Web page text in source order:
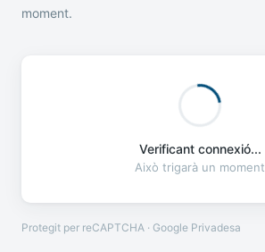
moment.
Verificant connexió...
Això trigarà un moment
Protegit per reCAPTCHA · Google Privadesa